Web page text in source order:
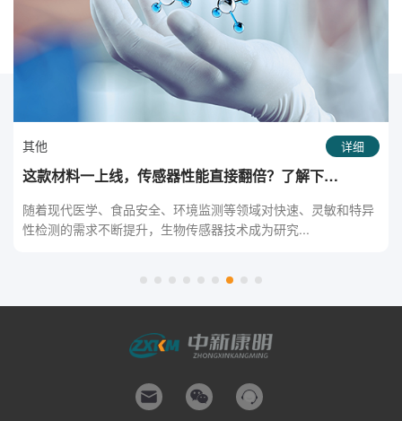
其他 详细
解锁防伪新高度！PVA/CNC/四硼酸钠水凝胶的多刺激智
随着假冒伪劣产品层出不穷，传统的防伪技术面临越来越多的挑
战。市场亟需一种新型材料，能够通过多刺激响应...